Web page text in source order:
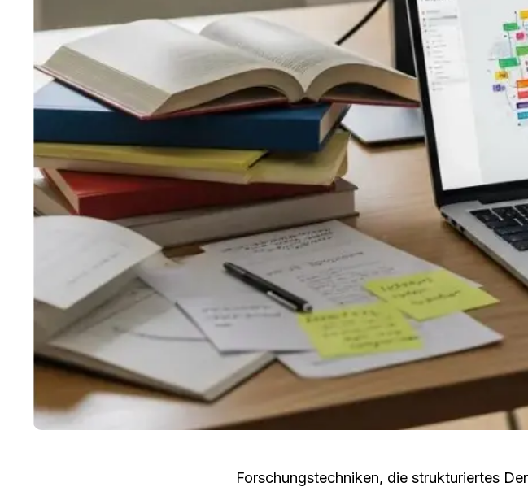
Forschungstechniken, die strukturiertes